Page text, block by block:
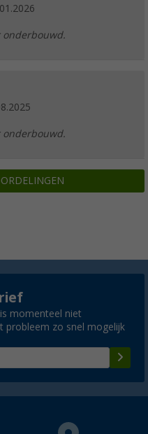
onderbouwd.
onderbouwd.
momenteel niet
probleem zo snel mogelijk